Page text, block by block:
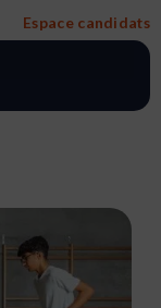
Espace candidats